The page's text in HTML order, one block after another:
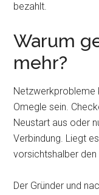
bezahlt.
Warum
mehr?
Netzwerkprobleme
Omegle sein.
Neustart aus oder
Verbindung. Liegt
vorsichtshalber
Der Gründer und